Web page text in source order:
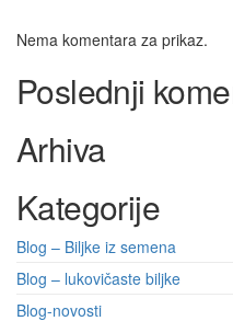
Nema komentara za prikaz.
Poslednji
Arhiva
Kategorije
Blog – Biljke iz semena
Blog – lukovičaste biljke
Blog-novosti